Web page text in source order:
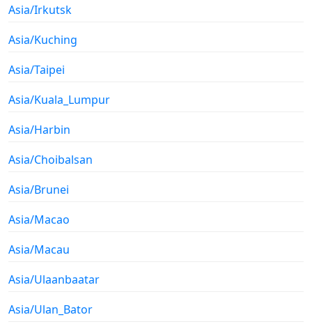
Asia/Irkutsk
Asia/Kuching
Asia/Taipei
Asia/Kuala_Lumpur
Asia/Harbin
Asia/Choibalsan
Asia/Brunei
Asia/Macao
Asia/Macau
Asia/Ulaanbaatar
Asia/Ulan_Bator